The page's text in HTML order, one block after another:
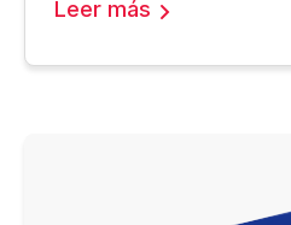
Leer más